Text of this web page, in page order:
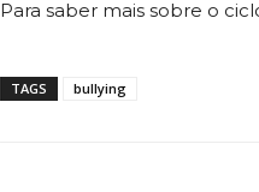
Para saber mais sobre o
TAGS bullying